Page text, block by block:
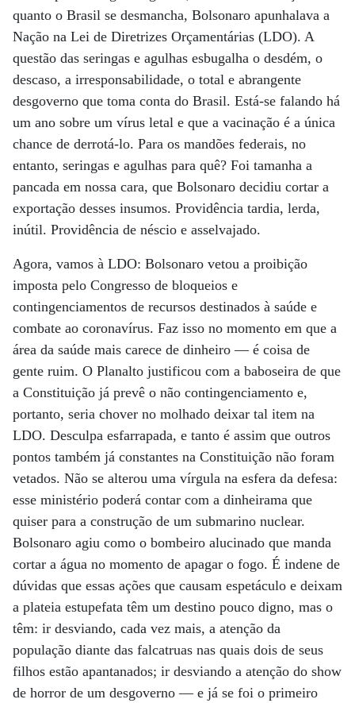
quanto o Brasil se desmancha, Bolsonaro apunhalava a
Nação na Lei de Diretrizes Orçamentárias (LDO). A
questão das seringas e agulhas esbugalha o desdém, o
descaso, a irresponsabilidade, o total e abrangente
desgoverno que toma conta do Brasil. Está-se falando há
um ano sobre um vírus letal e que a vacinação é a única
chance de derrotá-lo. Para os mandões federais, no
entanto, seringas e agulhas para quê? Foi tamanha a
pancada em nossa cara, que Bolsonaro decidiu cortar a
exportação desses insumos. Providência tardia, lerda,
inútil. Providência de néscio e asselvajado.
Agora, vamos à LDO: Bolsonaro vetou a proibição
imposta pelo Congresso de bloqueios e
contingenciamentos de recursos destinados à saúde e
combate ao coronavírus. Faz isso no momento em que a
área da saúde mais carece de dinheiro — é coisa de
gente ruim. O Planalto justificou com a baboseira de que
a Constituição já prevê o não contingenciamento e,
portanto, seria chover no molhado deixar tal item na
LDO. Desculpa esfarrapada, e tanto é assim que outros
pontos também já constantes na Constituição não foram
vetados. Não se alterou uma vírgula na esfera da defesa:
esse ministério poderá contar com a dinheirama que
quiser para a construção de um submarino nuclear.
Bolsonaro agiu como o bombeiro alucinado que manda
cortar a água no momento de apagar o fogo. É indene de
dúvidas que essas ações que causam espetáculo e deixam
a plateia estupefata têm um destino pouco digno, mas o
têm: ir desviando, cada vez mais, a atenção da
população diante das falcatruas nas quais dois de seus
filhos estão apantanados; ir desviando a atenção do show
de horror de um desgoverno — e já se foi o primeiro